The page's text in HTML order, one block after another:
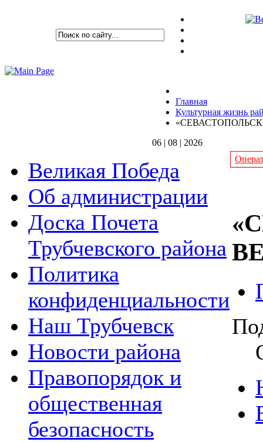
Главная
Культурная жизнь
06 | 08 | 2026
Великая Победа
Об администрации
Доска Почета
Трубчевского района
Политика
конфиденциальности
Наш Трубчевск
Новости района
Правопорядок и
общественная
безопасность